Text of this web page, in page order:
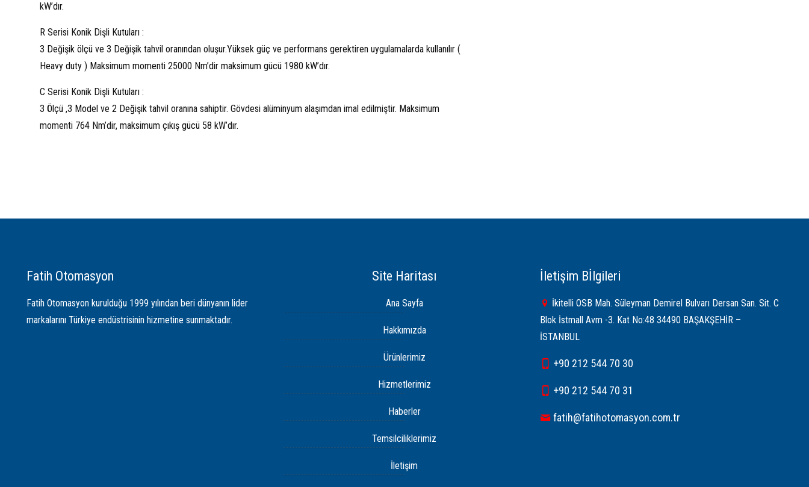
kW’dır.
R Serisi Konik Dişli Kutuları :
3 Değişik ölçü ve 3 Değişik tahvil oranından oluşur.Yüksek güç ve performans gerektiren uygulamalarda kullanılır (
Heavy duty ) Maksimum momenti 25000 Nm’dir maksimum gücü 1980 kW’dır.
C Serisi Konik Dişli Kutuları :
3 Ölçü ,3 Model ve 2 Değişik tahvil oranına sahiptir. Gövdesi alüminyum alaşımdan imal edilmiştir. Maksimum
momenti 764 Nm’dir, maksimum çıkış gücü 58 kW’dır.
Fatih Otomasyon
Fatih Otomasyon kurulduğu 1999 yılından beri dünyanın lider
markalarını Türkiye endüstrisinin hizmetine sunmaktadır.
Site Haritası
Ana Sayfa
Hakkımızda
Ürünlerimiz
Hizmetlerimiz
Haberler
Temsilciliklerimiz
İletişim
İletişim Bİlgileri
İkitelli OSB Mah. Süleyman Demirel Bulvarı Dersan San. Sit. C
Blok İstmall Avm -3. Kat No:48 34490 BAŞAKŞEHİR –
İSTANBUL
+90 212 544 70 30
+90 212 544 70 31
fatih@fatihotomasyon.com.tr